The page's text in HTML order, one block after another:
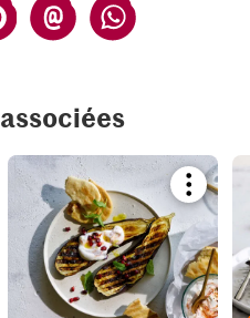
recipe
or
add
it
to
your